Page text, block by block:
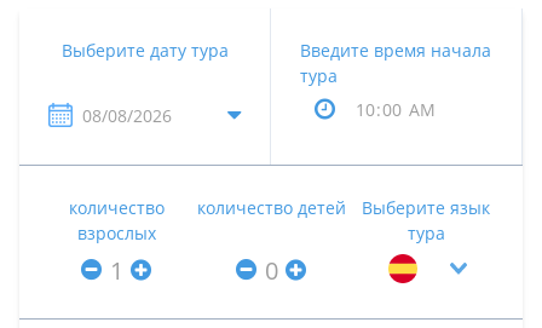
Выберите дату тура
Введите время начала
тура
количество
взрослых
количество детей
Выберите язык
тура